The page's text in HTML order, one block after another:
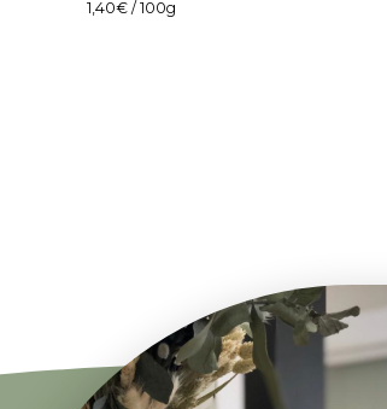
1,40€ / 100g